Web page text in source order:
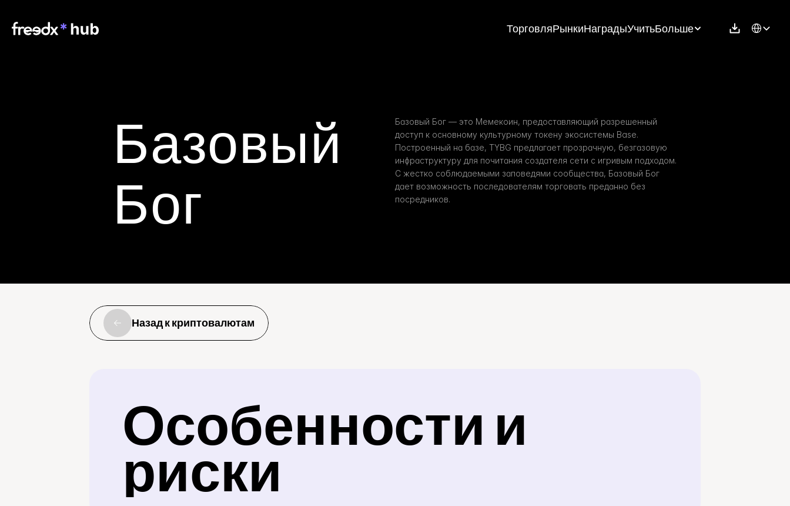
ТорговляРынкиНаградыУчитьБольше Select
Базовый
Бог
Базовый Бог — это Мемекоин, предоставляющий разрешенный
доступ к основному культурному токену экосистемы Base.
Построенный на базе, TYBG предлагает прозрачную, безгазовую
инфраструктуру для почитания создателя сети с игривым подходом.
С жестко соблюдаемыми заповедями сообщества, Базовый Бог
дает возможность последователям торговать преданно без
посредников.
Назад к криптовалютам
Особенности и
риски